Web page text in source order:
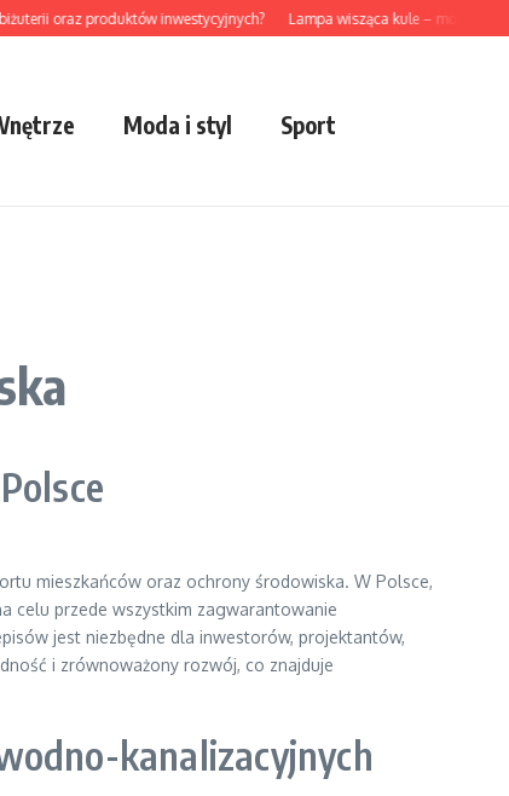
oraz produktów inwestycyjnych? Lampa wisząca kule – modny akcent
Moda i styl Sport
mieszkańców oraz ochrony środowiska. W Polsce,
celu przede wszystkim zagwarantowanie
jest niezbędne dla inwestorów, projektantów,
i zrównoważony rozwój, co znajduje
kanalizacyjnych